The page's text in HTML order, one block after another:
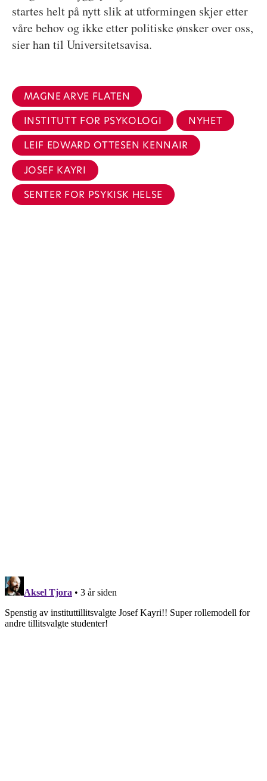
startes helt på nytt slik at utformingen skjer etter
våre behov og ikke etter politiske ønsker over oss,
sier han til Universitetsavisa.
MAGNE ARVE FLATEN
INSTITUTT FOR PSYKOLOGI
NYHET
LEIF EDWARD OTTESEN KENNAIR
JOSEF KAYRI
SENTER FOR PSYKISK HELSE